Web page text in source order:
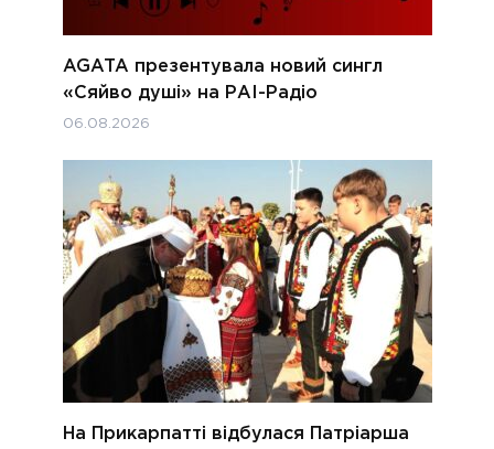
AGATA презентувала новий сингл
«Сяйво душі» на РАІ-Радіо
06.08.2026
На Прикарпатті відбулася Патріарша